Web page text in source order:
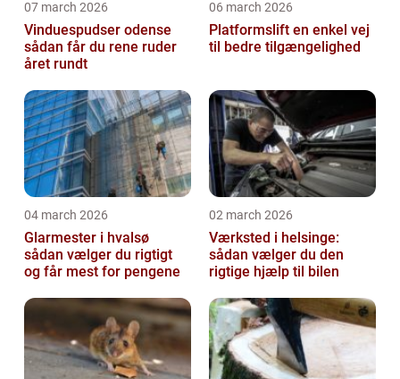
07 march 2026
Vinduespudser odense
sådan får du rene ruder
året rundt
06 march 2026
Platformslift en enkel vej
til bedre tilgængelighed
04 march 2026
Glarmester i hvalsø
sådan vælger du rigtigt
og får mest for pengene
02 march 2026
Værksted i helsinge:
sådan vælger du den
rigtige hjælp til bilen